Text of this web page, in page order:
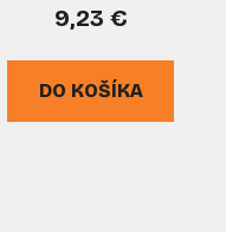
9,23 €
DO KOŠÍKA